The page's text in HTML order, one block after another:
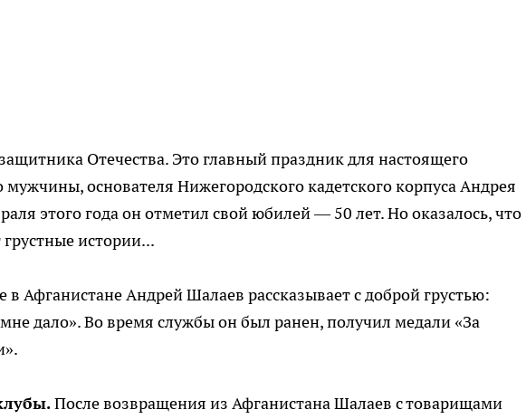
Отечества. Это главный праздник для настоящего
мужчины, основателя Нижегородского кадетского корпуса Андрея
этого года он отметил свой юбилей — 50 лет. Но оказалось, что
истории...
в Афганистане Андрей Шалаев рассказывает с доброй грустью:
дало». Во время службы он был ранен, получил медали «За
После возвращения из Афганистана Шалаев с товарищами